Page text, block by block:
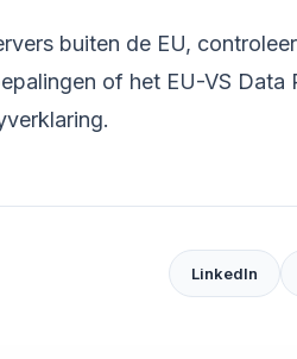
buiten de EU,
of het EU-VS Data
LinkedIn